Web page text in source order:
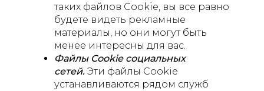
таких файлов Cookie, вы все равно
будете видеть рекламные
материалы, но они могут быть
менее интересны для вас.
Файлы Cookie cоциальных
сетей. Эти файлы Cookie
устанавливаются рядом служб